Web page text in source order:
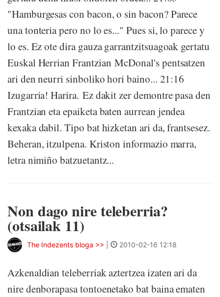
"Hamburgesas con bacon, o sin bacon? Parece
una tonteria pero no lo es..." Pues si, lo parece y
lo es. Ez ote dira gauza garrantzitsuagoak gertatu
Euskal Herrian Frantzian McDonal's pentsatzen
ari den neurri sinboliko hori baino... 21:16
Izugarria! Harira. Ez dakit zer demontre pasa den
Frantzian eta epaiketa baten aurrean jendea
kexaka dabil. Tipo bat hizketan ari da, frantsesez.
Beheran, itzulpena. Kriston informazio marra,
letra nimiño batzuetantz...
Non dago nire teleberria?
(otsailak 11)
The Indezents bloga >> 2010-02-16 12:18
Azkenaldian teleberriak aztertzea izaten ari da
nire denborapasa tontoenetako bat baina ematen